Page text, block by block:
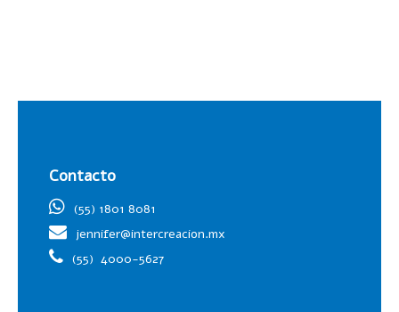
Contacto
(55) 1801 8081
jennifer@intercreacion.mx
(55) 4000-5627